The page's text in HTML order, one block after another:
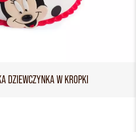
DZIEWCZYNKA W KROPKI